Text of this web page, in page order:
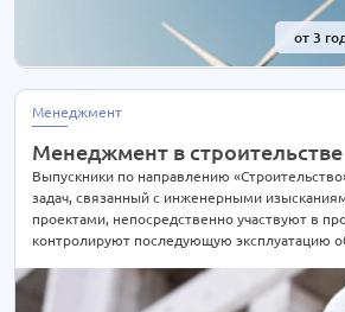
от 3
Менеджмент
Менеджмент в строительстве
Выпускники по направлению
задач, связанный с инженерными
проектами, непосредственно участвуют в
контролируют последующую эксплуатацию
их реконструкцией.